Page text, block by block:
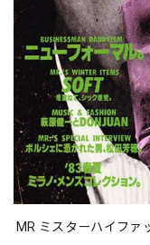
MR ミスターハイファ